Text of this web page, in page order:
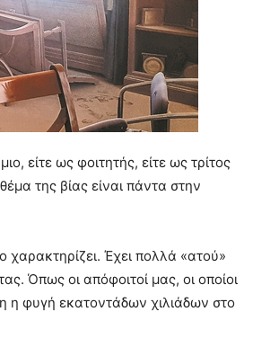
είτε ως φοιτητής, είτε ως τρίτος
της βίας είναι πάντα στην
χαρακτηρίζει. Έχει πολλά «ατού»
Όπως οι απόφοιτοί μας, οι οποίοι
η φυγή εκατοντάδων χιλιάδων στο